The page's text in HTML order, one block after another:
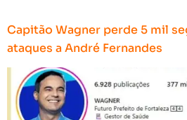
Capitão Wagner perde 5 mil
ataques a André Fernandes